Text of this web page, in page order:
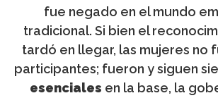
fue negado en el mundo
tradicional. Si bien el
tardó en llegar, las mujeres no
participantes; fueron y siguen
esenciales en la base, la